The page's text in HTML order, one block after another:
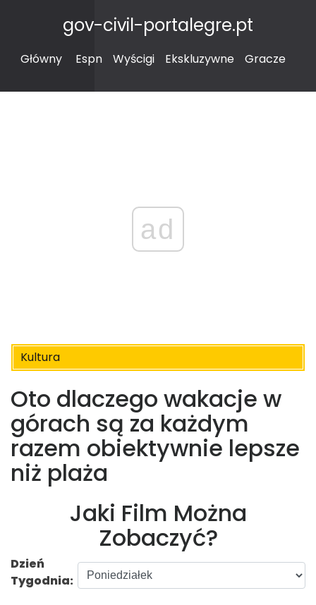
gov-civil-portalegre.pt
Główny Espn Wyścigi Ekskluzywne Gracze
ad
Kultura
Oto dlaczego wakacje w
górach są za każdym
razem obiektywnie lepsze
niż plaża
Jaki Film Można
Zobaczyć?
Dzień
Tygodnia: